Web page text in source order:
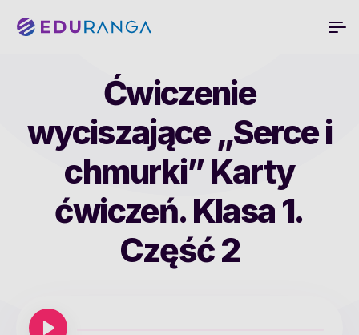
Ćwiczenie
wyciszające „Serce i
chmurki” Karty
ćwiczeń. Klasa 1.
Część 2